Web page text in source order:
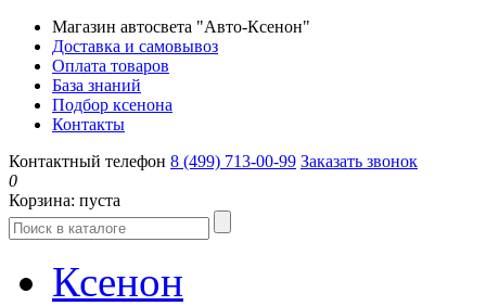
Магазин автосвета "Авто-Ксенон"
Доставка и самовывоз
Оплата товаров
База знаний
Подбор ксенона
Контакты
Контактный телефон 8 (499) 713-00-99 Заказать звонок
0
Корзина: пуста
Ксенон